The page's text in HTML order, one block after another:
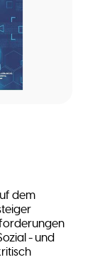
dem
- und